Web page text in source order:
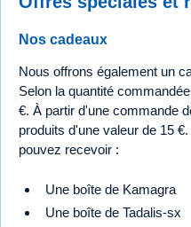
Nos cadeaux
Nous offrons également un
Selon la quantité
€. À partir d'une commande
produits d'une valeur de 15
pouvez recevoir :
Une boîte de Kamagra
Une boîte de Tadalis-sx